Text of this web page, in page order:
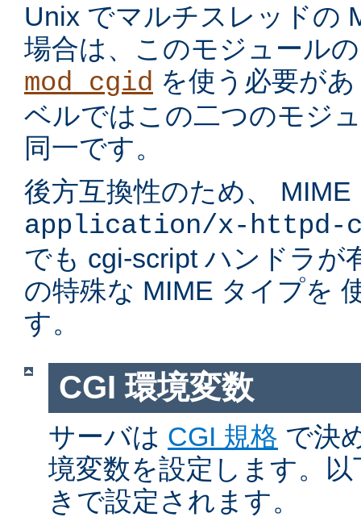
Unix でマルチスレッドの
場合は、このモジュール
mod_cgid を使う必要が
ベルではこの二つのモジ
同一です。
後方互換性のため、
application/x-httpd-
でも cgi-script ハンドラが
の特殊な MIME タイプを
す。
CGI 環境変数
サーバは CGI 規格 で決
境変数を設定します。
きで設定されます。